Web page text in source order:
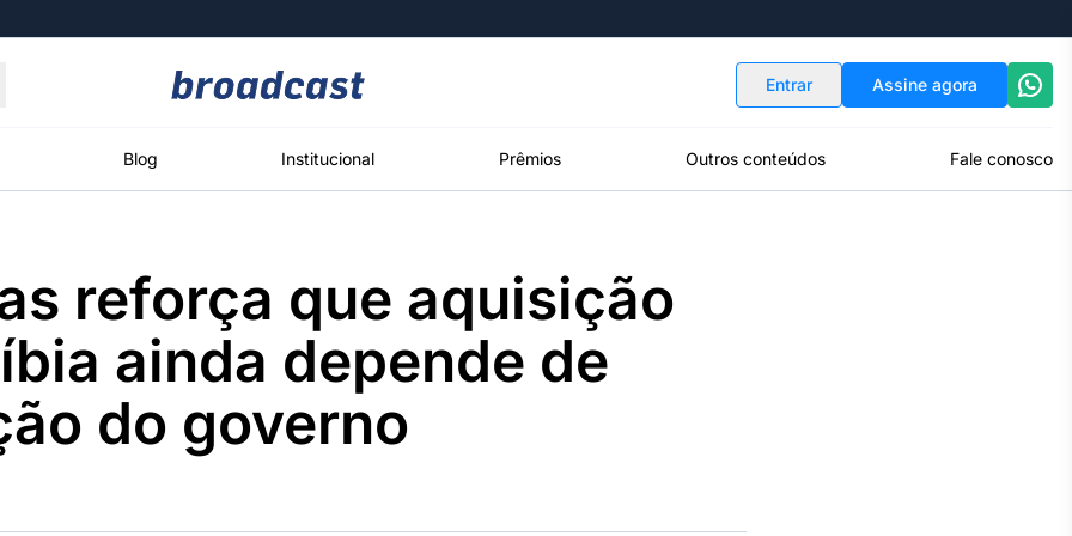
Entrar Assine agora
Blog Institucional Prêmios Outros conteúdos Fale conosco
Político
Os bastidores da
política em
tempo real
Broadcast
Energia
O setor de
energia elétrica
no Brasil
Broadcast
White Label
Plataforma para
conteúdos
personalizados
reforça que aquisição
ainda depende de
do governo